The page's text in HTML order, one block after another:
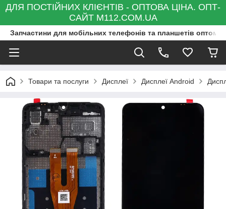
ДЛЯ ПОСТІЙНИХ КЛІЄНТІВ - ОПТОВА ЦІНА. ОПТ-
САЙТ M112.COM.UA
Запчастини для мобільних телефонів та планшетів оптом
Товари та послуги Дисплеї Дисплеї Android